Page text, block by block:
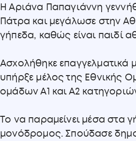
Η Αριάνα Παπαγιάννη
Πάτρα και μεγάλωσε στην
γήπεδα, καθώς είναι παιδί
Ασχολήθηκε επαγγελματικά
υπήρξε μέλος της Εθνικής
ομάδων Α1 και Α2
Το να παραμείνει μέσα στα
μονόδρομος. Σπούδασε